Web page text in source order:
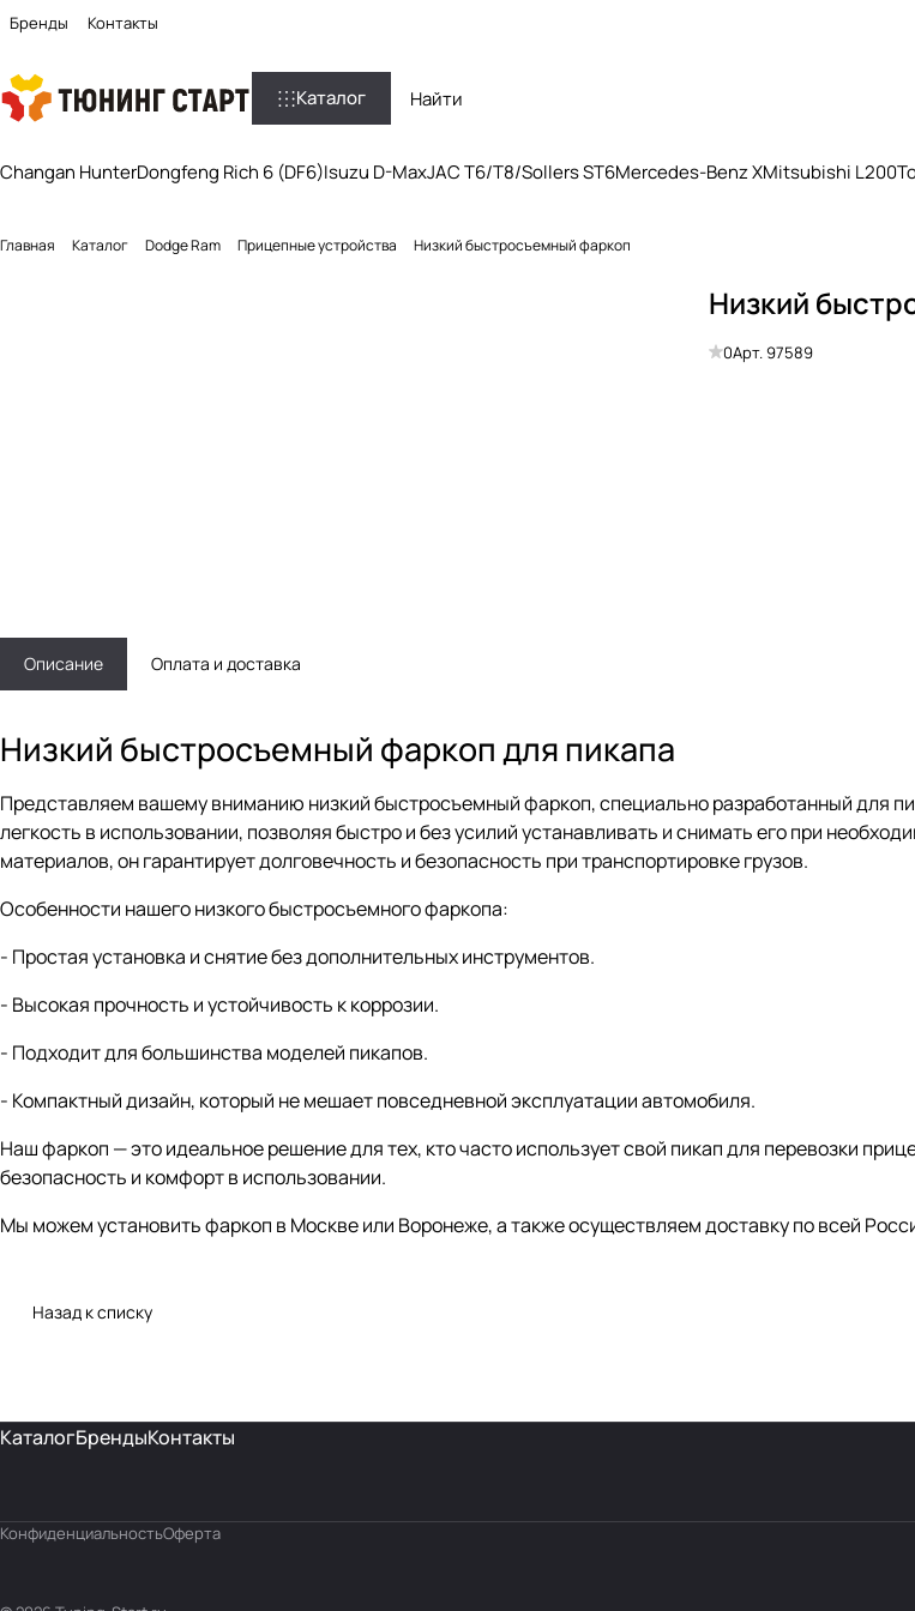
Бренды Контакты
Каталог
Changan HunterDongfeng Rich 6 (DF6)Isuzu D-MaxJAC T6/T8/Sollers ST6Mercedes-Benz XMitsubishi L200
Главная Каталог Dodge Ram Прицепные устройства Низкий быстросъемный фаркоп
Низкий
0Арт.97589
Описание Оплата и доставка
Низкий быстросъемный фаркоп для пикапа
Представляем вашему вниманию низкий быстросъемный фаркоп, специально разработанный для
легкость в использовании, позволяя быстро и без усилий устанавливать и снимать его при
материалов, он гарантирует долговечность и безопасность при транспортировке грузов.
Особенности нашего низкого быстросъемного фаркопа:
- Простая установка и снятие без дополнительных инструментов.
- Высокая прочность и устойчивость к коррозии.
- Подходит для большинства моделей пикапов.
- Компактный дизайн, который не мешает повседневной эксплуатации автомобиля.
Наш фаркоп — это идеальное решение для тех, кто часто использует свой пикап для перевозки
безопасность и комфорт в использовании.
Мы можем установить фаркоп в Москве или Воронеже, а также осуществляем доставку по всей
Назад к списку
КаталогБрендыКонтакты
КонфиденциальностьОферта